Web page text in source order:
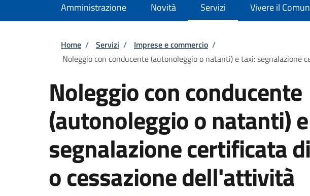
Amministrazione Novità Servizi Vivere il
Briciole di pane
Home / Servizi / Imprese e commercio /
Noleggio con conducente (autonoleggio o natanti) e taxi:
Noleggio con conducente
(autonoleggio o natanti)
segnalazione certificata
o cessazione dell'attività